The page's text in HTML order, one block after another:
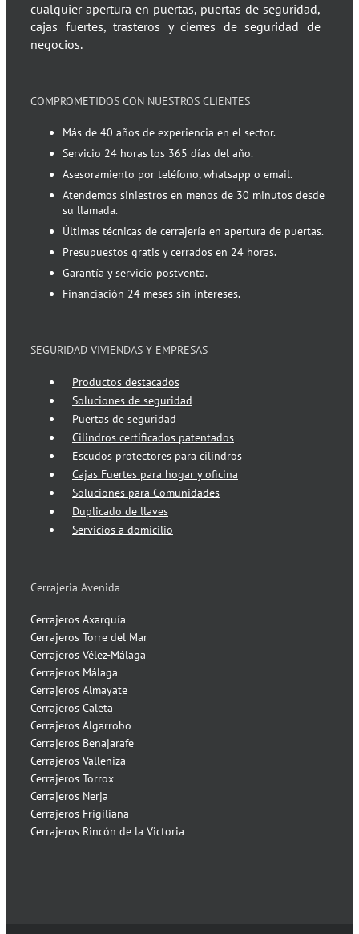
cualquier apertura en puertas, puertas de seguridad,
cajas fuertes, trasteros y cierres de seguridad de
negocios.
COMPROMETIDOS CON NUESTROS CLIENTES
Más de 40 años de experiencia en el sector.
Servicio 24 horas los 365 días del año.
Asesoramiento por teléfono, whatsapp o email.
Atendemos siniestros en menos de 30 minutos desde
su llamada.
Últimas técnicas de cerrajería en apertura de puertas.
Presupuestos gratis y cerrados en 24 horas.
Garantía y servicio postventa.
Financiación 24 meses sin intereses.
SEGURIDAD VIVIENDAS Y EMPRESAS
Productos destacados
Soluciones de seguridad
Puertas de seguridad
Cilindros certificados patentados
Escudos protectores para cilindros
Cajas Fuertes para hogar y oficina
Soluciones para Comunidades
Duplicado de llaves
Servicios a domicilio
Cerrajeria Avenida
Cerrajeros Axarquía
Cerrajeros Torre del Mar
Cerrajeros Vélez-Málaga
Cerrajeros Málaga
Cerrajeros Almayate
Cerrajeros Caleta
Cerrajeros Algarrobo
Cerrajeros Benajarafe
Cerrajeros Valleniza
Cerrajeros Torrox
Cerrajeros Nerja
Cerrajeros Frigiliana
Cerrajeros Rincón de la Victoria